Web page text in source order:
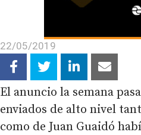
22/05/2019
El anuncio la semana
enviados de alto nivel
como de Juan Guaidó